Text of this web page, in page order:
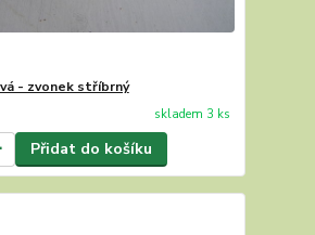
- zvonek stříbrný
skladem 3 ks
Přidat do košíku